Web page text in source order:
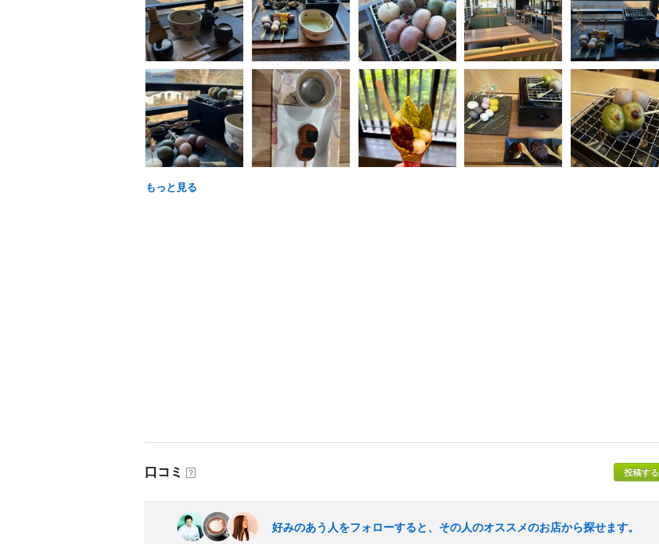
もっと見る
口コミ ？ 投稿する
好みのあう人をフォローすると、その人のオススメのお店から探せます。